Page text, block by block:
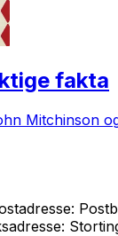
fakta
Mitchinson